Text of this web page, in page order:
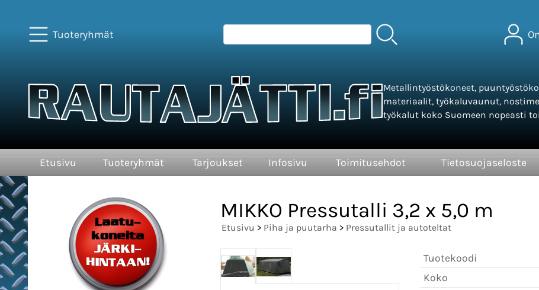
Tuoteryhmät
Metallintyöstökoneet,
materiaalit, työkaluvaunut,
työkalut koko Suomeen nopeasti
Etusivu Tuoteryhmät Tarjoukset Infosivu Toimitusehdot Tietosuojaseloste
MIKKO Pressutalli 3,2 x 5,0 m
Etusivu > Piha ja puutarha > Pressutallit ja autoteltat
Tuotekoodi
Koko